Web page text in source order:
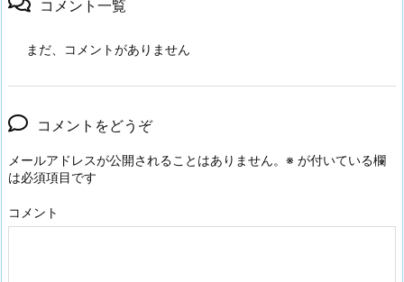
コメント一覧
まだ、コメントがありません
コメントをどうぞ
メールアドレスが公開されることはありません。 ※ が付いている欄
は必須項目です
コメント